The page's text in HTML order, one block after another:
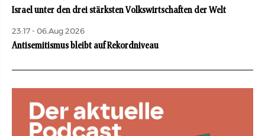
Israel unter den drei stärksten Volkswirtschaften der Welt
23:17 - 06.Aug 2026
Antisemitismus bleibt auf Rekordniveau